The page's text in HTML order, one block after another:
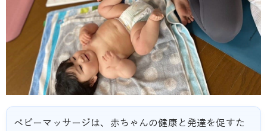
ベビーマッサージは、赤ちゃんの健康と発達を促すた